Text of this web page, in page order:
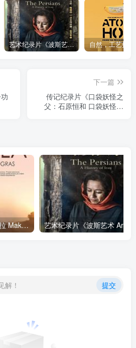
艺术纪录片《波斯艺术 Art of Persia》下载
下一篇
传记纪录片《口袋妖怪之
父：石原恒和 口袋妖怪之
社会生活纪录片《马加拉 Makala》下载
解！ 提交